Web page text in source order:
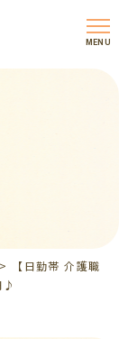
MENU
>
【日勤帯 介護職
♪